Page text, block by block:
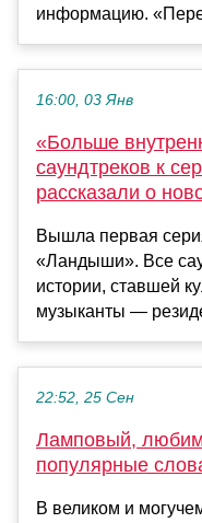
информацию.
16:00, 03 Янв
«Больше
саундтреков к
рассказали о
Вышла первая
«Ландыши». Все
истории, ставшей
музыканты —
22:52, 25 Сен
Ламповый,
популярные
В великом и